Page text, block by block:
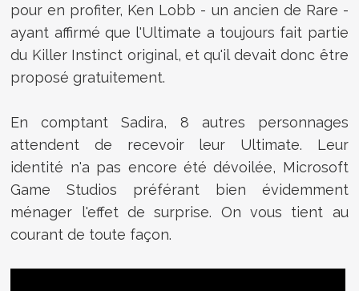
pour en profiter, Ken Lobb - un ancien de Rare -
ayant affirmé que l'Ultimate a toujours fait partie
du Killer Instinct original, et qu'il devait donc être
proposé gratuitement.
En comptant Sadira, 8 autres personnages
attendent de recevoir leur Ultimate. Leur
identité n'a pas encore été dévoilée, Microsoft
Game Studios préférant bien évidemment
ménager l'effet de surprise. On vous tient au
courant de toute façon.